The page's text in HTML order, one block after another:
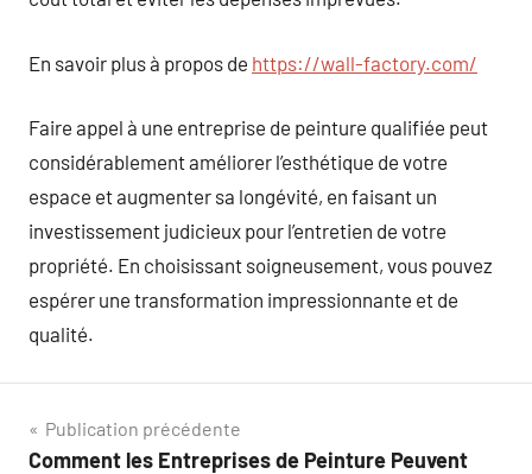
En savoir plus à propos de https://wall-factory.com/
Faire appel à une entreprise de peinture qualifiée peut
considérablement améliorer l’esthétique de votre
espace et augmenter sa longévité, en faisant un
investissement judicieux pour l’entretien de votre
propriété. En choisissant soigneusement, vous pouvez
espérer une transformation impressionnante et de
qualité.
Navigation
Publication précédente
Comment les Entreprises de Peinture Peuvent